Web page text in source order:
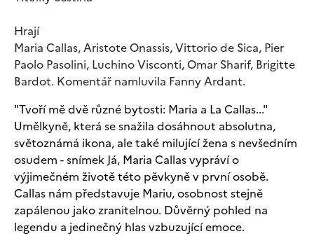
Hrají
Maria Callas, Aristote Onassis, Vittorio de Sica, Pier
Paolo Pasolini, Luchino Visconti, Omar Sharif, Brigitte
Bardot. Komentář namluvila Fanny Ardant.
"Tvoří mě dvě různé bytosti: Maria a La Callas..."
Umělkyně, která se snažila dosáhnout absolutna,
světoznámá ikona, ale také milující žena s nevšedním
osudem - snímek Já, Maria Callas vypráví o
výjimečném životě této pěvkyně v první osobě.
Callas nám představuje Mariu, osobnost stejně
zapálenou jako zranitelnou. Důvěrný pohled na
legendu a jedinečný hlas vzbuzující emoce.